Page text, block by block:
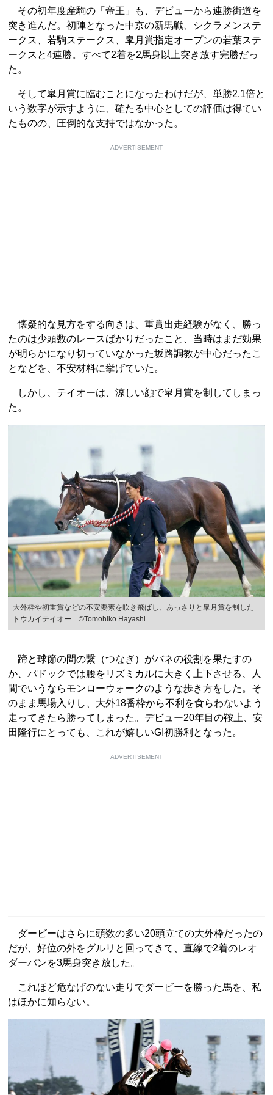
その初年度産駒の「帝王」も、デビューから連勝街道を
突き進んだ。初陣となった中京の新馬戦、シクラメンステ
ークス、若駒ステークス、皐月賞指定オープンの若葉ステ
ークスと4連勝。すべて2着を2馬身以上突き放す完勝だっ
た。
そして皐月賞に臨むことになったわけだが、単勝2.1倍と
いう数字が示すように、確たる中心としての評価は得てい
たものの、圧倒的な支持ではなかった。
ADVERTISEMENT
懐疑的な見方をする向きは、重賞出走経験がなく、勝っ
たのは少頭数のレースばかりだったこと、当時はまだ効果
が明らかになり切っていなかった坂路調教が中心だったこ
となどを、不安材料に挙げていた。
しかし、テイオーは、涼しい顔で皐月賞を制してしまっ
た。
大外枠や初重賞などの不安要素を吹き飛ばし、あっさりと皐月賞を制した
トウカイテイオー ©Tomohiko Hayashi
蹄と球節の間の繋（つなぎ）がバネの役割を果たすの
か、パドックでは腰をリズミカルに大きく上下させる、人
間でいうならモンローウォークのような歩き方をした。そ
のまま馬場入りし、大外18番枠から不利を食らわないよう
走ってきたら勝ってしまった。デビュー20年目の鞍上、安
田隆行にとっても、これが嬉しいGI初勝利となった。
ADVERTISEMENT
ダービーはさらに頭数の多い20頭立ての大外枠だったの
だが、好位の外をグルリと回ってきて、直線で2着のレオ
ダーバンを3馬身突き放した。
これほど危なげのない走りでダービーを勝った馬を、私
はほかに知らない。